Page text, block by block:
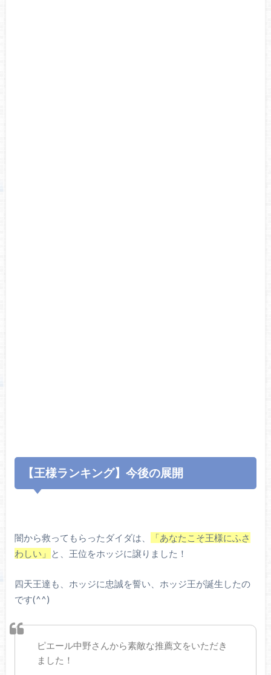
【王様ランキング】今後の展開
闇から救ってもらったダイダは、
「あなたこそ王様にふさ
わしい」
と、王位をホッジに譲りました！
四天王達も、ホッジに忠誠を誓い、ホッジ王が誕生したの
です(^^)
ピエール中野さんから素敵な推薦文をいただき
ました！